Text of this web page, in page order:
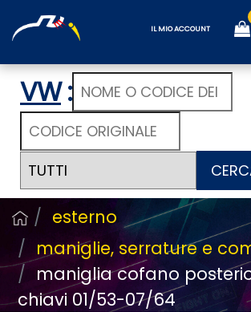
IL MIO ACCOUNT
VW:
esterno
maniglie, serrature e
maniglia cofano
chiavi 01/53-07/64